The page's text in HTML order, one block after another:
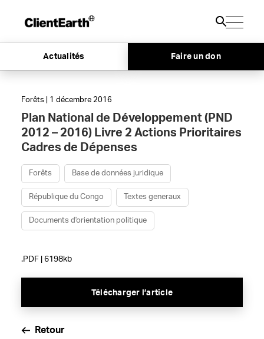
Actualités Faire un don
Forêts | 1 décembre 2016
Plan National de Développement (PND
2012 – 2016) Livre 2 Actions Prioritaires
Cadres de Dépenses
Forêts Base de données juridique
République du Congo Textes generaux
Documents d'orientation politique
.PDF | 6198kb
Télécharger l’article
Retour